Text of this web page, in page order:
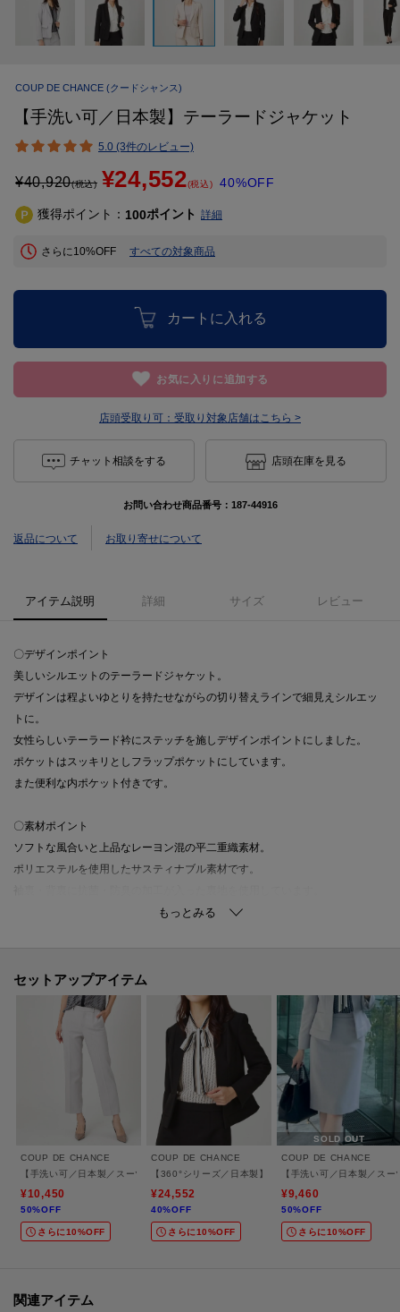
COUP DE CHANCE (クードシャンス)
【手洗い可／日本製】テーラードジャケット
5.0 (3件のレビュー)
¥40,920(税込) ¥24,552(税込) 40%OFF
獲得ポイント： 100ポイント 詳細
さらに10%OFF すべての対象商品
カートに入れる
お気に入りに追加する
店頭受取り可： 受取り対象店舗はこちら >
チャット相談をする 店頭在庫を見る
お問い合わせ商品番号： 187-44916
返品について お取り寄せについて
アイテム説明 詳細 サイズ レビュー
〇デザインポイント
美しいシルエットのテーラードジャケット。
デザインは程よいゆとりを持たせながらの切り替えラインで細見えシルエッ
トに。
女性らしいテーラード衿にステッチを施しデザインポイントにしました。
ポケットはスッキリとしフラップポケットにしています。
また便利な内ポケット付きです。
〇素材ポイント
ソフトな風合いと上品なレーヨン混の平二重織素材。
ポリエステルを使用したサスティナブル素材です。
74915）、パンツ（品番187－64915）も展開していますのでセットアップと
して着用して頂けます。
※この製品は、抗菌防臭加工をしております。この効果は永久的ではありま
※照明の関係により、実際よりも色味が違って見える場合があります。ま
た、パソコン・スマートフォンなどの環境により、若干製品と画像のカラー
モデル情報：身長175cm B79 W60 H87 着用サイズ：38（M）
セットアップアイテム
COUP DE CHANCE
【手洗い可／日本製／スーツ可】ストレートパンツ
¥10,450
50%OFF
さらに10%OFF
COUP DE CHANCE
【360°シリーズ／日本製】カラーレスジャケット
¥24,552
40%OFF
さらに10%OFF
SOLD OUT
COUP DE CHANCE
【手洗い可／日本製／ス
¥9,460
50%OFF
さらに10%OFF
関連アイテム